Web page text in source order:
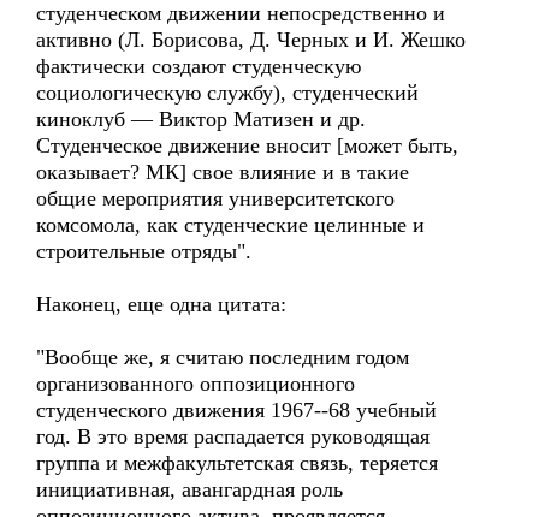
студенческом движении непосредственно и
активно (Л. Борисова, Д. Черных и И. Жешко
фактически создают студенческую
социологическую службу), студенческий
киноклуб — Виктор Матизен и др.
Студенческое движение вносит [может быть,
оказывает? МК] свое влияние и в такие
общие мероприятия университетского
комсомола, как студенческие целинные и
строительные отряды".
Наконец, еще одна цитата:
"Вообще же, я считаю последним годом
организованного оппозиционного
студенческого движения 1967--68 учебный
год. В это время распадается руководящая
группа и межфакультетская связь, теряется
инициативная, авангардная роль